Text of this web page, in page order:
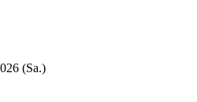
(Sa.)